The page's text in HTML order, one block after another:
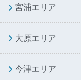
宮浦エリア
大原エリア
今津エリア